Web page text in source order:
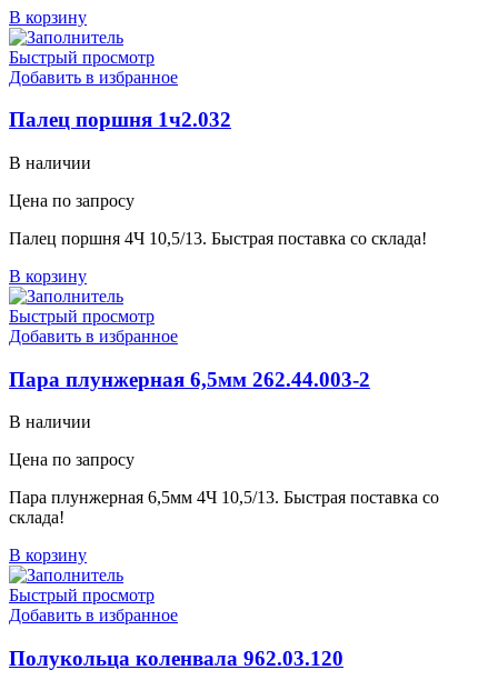
В корзину
Быстрый просмотр
Добавить в избранное
Палец поршня 1ч2.032
В наличии
Цена по запросу
Палец поршня 4Ч 10,5/13. Быстрая поставка со склада!
В корзину
Быстрый просмотр
Добавить в избранное
Пара плунжерная 6,5мм 262.44.003-2
В наличии
Цена по запросу
Пара плунжерная 6,5мм 4Ч 10,5/13. Быстрая поставка со
склада!
В корзину
Быстрый просмотр
Добавить в избранное
Полукольца коленвала 962.03.120